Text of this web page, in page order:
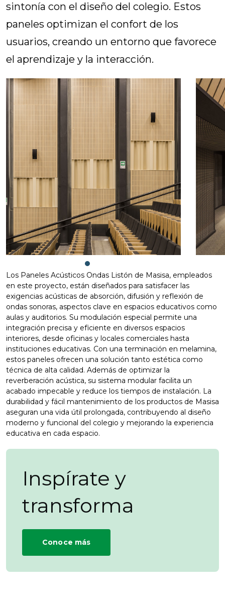
sintonía con el diseño del colegio. Estos
paneles optimizan el confort de los
usuarios, creando un entorno que favorece
el aprendizaje y la interacción.
Los Paneles Acústicos Ondas Listón de Masisa, empleados
en este proyecto, están diseñados para satisfacer las
exigencias acústicas de absorción, difusión y reflexión de
ondas sonoras, aspectos clave en espacios educativos como
aulas y auditorios. Su modulación especial permite una
integración precisa y eficiente en diversos espacios
interiores, desde oficinas y locales comerciales hasta
instituciones educativas. Con una terminación en melamina,
estos paneles ofrecen una solución tanto estética como
técnica de alta calidad. Además de optimizar la
reverberación acústica, su sistema modular facilita un
acabado impecable y reduce los tiempos de instalación. La
durabilidad y fácil mantenimiento de los productos de Masisa
aseguran una vida útil prolongada, contribuyendo al diseño
moderno y funcional del colegio y mejorando la experiencia
educativa en cada espacio.
Inspírate y
transforma
Conoce más